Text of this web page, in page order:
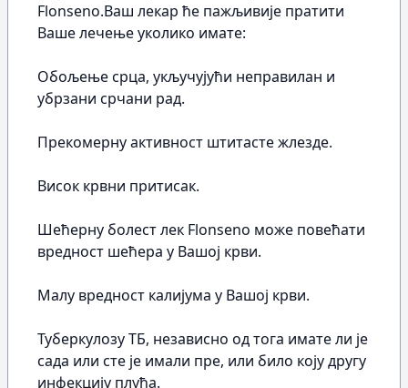
Flonseno.Ваш лекар ће пажљивије пратити
Ваше лечење уколико имате:
Обољење срца, укључујући неправилан и
убрзани срчани рад.
Прекомерну активност штитасте жлезде.
Висок крвни притисак.
Шећерну болест лек Flonseno може повећати
вредност шећера у Вашој крви.
Малу вредност калијума у Вашој крви.
Туберкулозу ТБ, независно од тога имате ли је
сада или сте је имали пре, или било коју другу
инфекцију плућа.